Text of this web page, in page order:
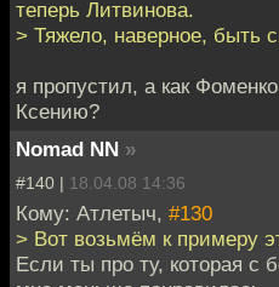
теперь Литвинова.
> Тяжело, наверное, быть
я пропустил, а как
Ксению?
Nomad NN »
#140 | 18.04.08 14:36
Кому: Атлетыч, #130
> Вот возьмём к примеру
Если ты про ту, которая с